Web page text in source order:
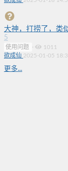
大神，打捞了，类
5
使用问题 ·
1011
欲成仙 2025-01-05
更多...